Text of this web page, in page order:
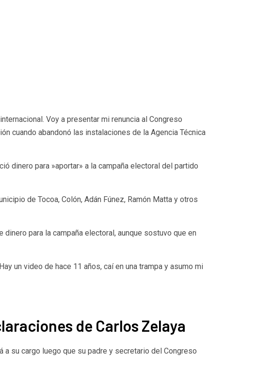
Voy a presentar mi renuncia al Congreso
cuando abandonó las instalaciones de la Agencia Técnica
dinero para »aportar» a la campaña electoral del partido
de Tocoa, Colón, Adán Fúnez, Ramón Matta y otros
para la campaña electoral, aunque sostuvo que en
un video de hace 11 años, caí en una trampa y asumo mi
de Carlos Zelaya
a su cargo luego que su padre y secretario del Congreso